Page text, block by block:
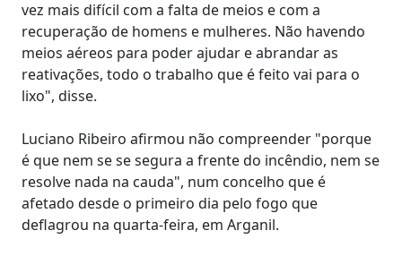
vez mais difícil com a falta de meios e com a
recuperação de homens e mulheres. Não havendo
meios aéreos para poder ajudar e abrandar as
reativações, todo o trabalho que é feito vai para o
lixo", disse.
Luciano Ribeiro afirmou não compreender "porque
é que nem se se segura a frente do incêndio, nem se
resolve nada na cauda", num concelho que é
afetado desde o primeiro dia pelo fogo que
deflagrou na quarta-feira, em Arganil.